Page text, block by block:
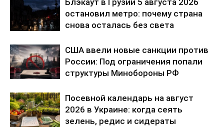
остановил метро: почему страна
снова осталась без света
США ввели новые санкции против
России: Под ограничения попали
структуры Минобороны РФ
Посевной календарь на август
2026 в Украине: когда сеять
зелень, редис и сидераты